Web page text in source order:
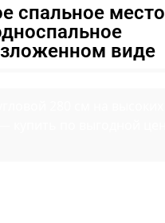
спальное место
виде